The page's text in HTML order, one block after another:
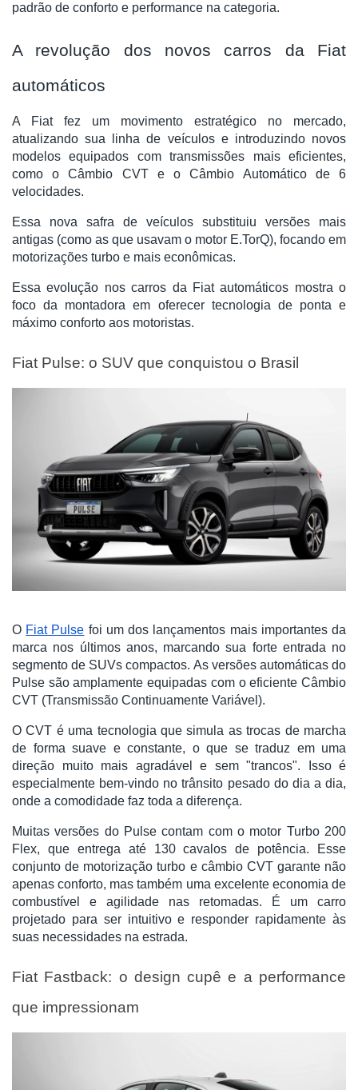
padrão de conforto e performance na categoria.
A revolução dos novos carros da Fiat
automáticos
A Fiat fez um movimento estratégico no mercado,
atualizando sua linha de veículos e introduzindo novos
modelos equipados com transmissões mais eficientes,
como o Câmbio CVT e o Câmbio Automático de 6
velocidades.
Essa nova safra de veículos substituiu versões mais
antigas (como as que usavam o motor E.TorQ), focando em
motorizações turbo e mais econômicas.
Essa evolução nos carros da Fiat automáticos mostra o
foco da montadora em oferecer tecnologia de ponta e
máximo conforto aos motoristas.
Fiat Pulse: o SUV que conquistou o Brasil
O Fiat Pulse foi um dos lançamentos mais importantes da
marca nos últimos anos, marcando sua forte entrada no
segmento de SUVs compactos. As versões automáticas do
Pulse são amplamente equipadas com o eficiente Câmbio
CVT (Transmissão Continuamente Variável).
O CVT é uma tecnologia que simula as trocas de marcha
de forma suave e constante, o que se traduz em uma
direção muito mais agradável e sem "trancos". Isso é
especialmente bem-vindo no trânsito pesado do dia a dia,
onde a comodidade faz toda a diferença.
Muitas versões do Pulse contam com o motor Turbo 200
Flex, que entrega até 130 cavalos de potência. Esse
conjunto de motorização turbo e câmbio CVT garante não
apenas conforto, mas também uma excelente economia de
combustível e agilidade nas retomadas. É um carro
projetado para ser intuitivo e responder rapidamente às
suas necessidades na estrada.
Fiat Fastback: o design cupê e a performance
que impressionam